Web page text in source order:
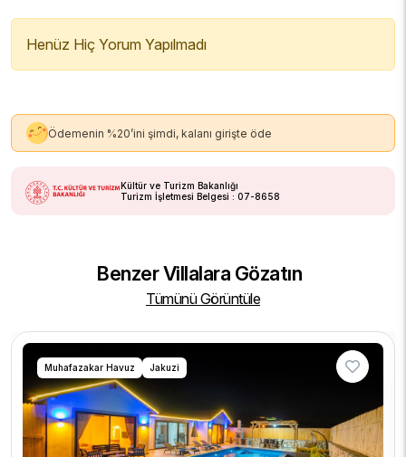
Henüz Hiç Yorum Yapılmadı
Ödemenin %20’ini şimdi, kalanı girişte öde
Kültür ve Turizm Bakanlığı
Turizm İşletmesi Belgesi : 07-8658
Benzer Villalara Gözatın
Tümünü Görüntüle
Muhafazakar Havuz Jakuzi